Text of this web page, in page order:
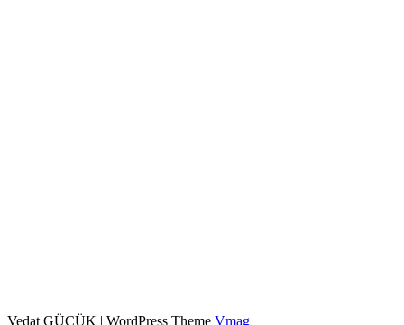
Vedat GÜÇÜK | WordPress Theme Vmag